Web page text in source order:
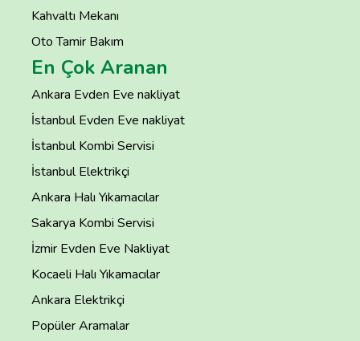
Kahvaltı Mekanı
Oto Tamir Bakım
En Çok Aranan
Ankara Evden Eve nakliyat
İstanbul Evden Eve nakliyat
İstanbul Kombi Servisi
İstanbul Elektrikçi
Ankara Halı Yıkamacılar
Sakarya Kombi Servisi
İzmir Evden Eve Nakliyat
Kocaeli Halı Yıkamacılar
Ankara Elektrikçi
Popüler Aramalar